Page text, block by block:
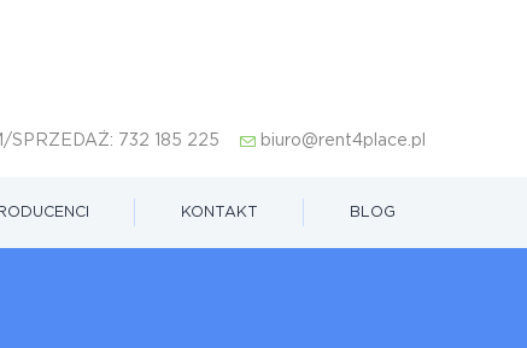
SPRZEDAŻ: 732 185 225 biuro@rent4place.pl
KONTAKT BLOG